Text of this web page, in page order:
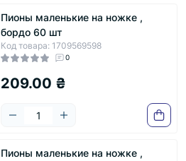
Пионы маленькие на ножке ,
бордо 60 шт
Код товара: 1709569598
0
209.00 ₴
Пионы маленькие на ножке ,